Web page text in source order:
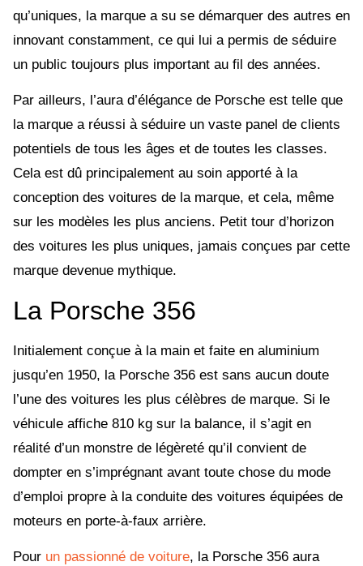
qu’uniques, la marque a su se démarquer des autres en
innovant constamment, ce qui lui a permis de séduire
un public toujours plus important au fil des années.
Par ailleurs, l’aura d’élégance de Porsche est telle que
la marque a réussi à séduire un vaste panel de clients
potentiels de tous les âges et de toutes les classes.
Cela est dû principalement au soin apporté à la
conception des voitures de la marque, et cela, même
sur les modèles les plus anciens. Petit tour d’horizon
des voitures les plus uniques, jamais conçues par cette
marque devenue mythique.
La Porsche 356
Initialement conçue à la main et faite en aluminium
jusqu’en 1950, la Porsche 356 est sans aucun doute
l’une des voitures les plus célèbres de marque. Si le
véhicule affiche 810 kg sur la balance, il s’agit en
réalité d’un monstre de légèreté qu’il convient de
dompter en s’imprégnant avant toute chose du mode
d’emploi propre à la conduite des voitures équipées de
moteurs en porte-à-faux arrière.
Pour un passionné de voiture, la Porsche 356 aura